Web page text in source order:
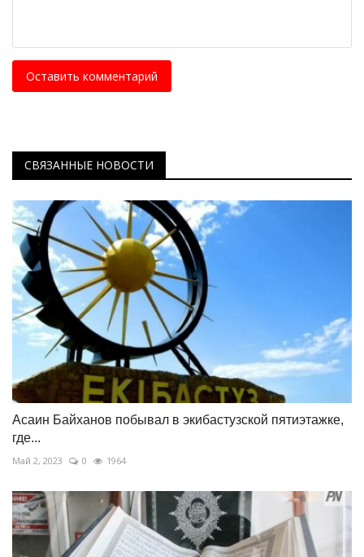
Оставить комментарий
СВЯЗАННЫЕ НОВОСТИ
Асаин Байханов побывал в экибастузской пятиэтажке,
где...
Май 2, 2023 0 1964